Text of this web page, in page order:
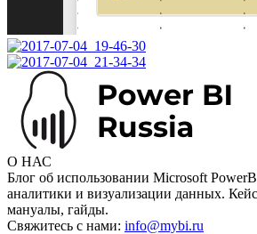
О НАС
Блог об использовании Microsoft
аналитики и визуализации данных.
мануалы, гайды.
Свяжитесь с нами: info@mybi.ru